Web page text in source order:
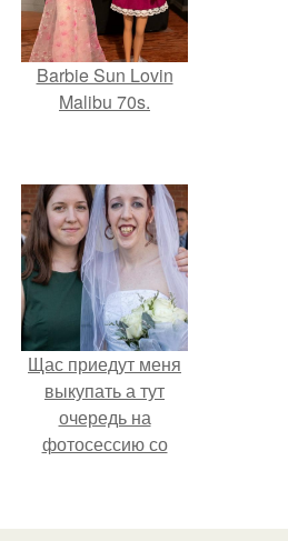
Barbie Sun Lovin
Malibu 70s.
Щас приедут меня
выкупать а тут
очередь на
фотосессию со